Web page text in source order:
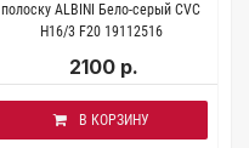
полоску ALBINI Бело-серый CVC
H16/3 F20 19112516
2100 р.
В КОРЗИНУ